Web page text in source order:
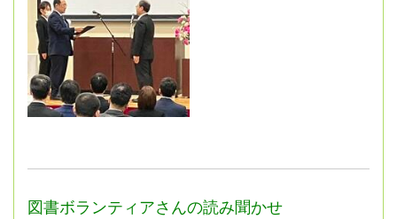
図書ボランティアさんの読み聞かせ